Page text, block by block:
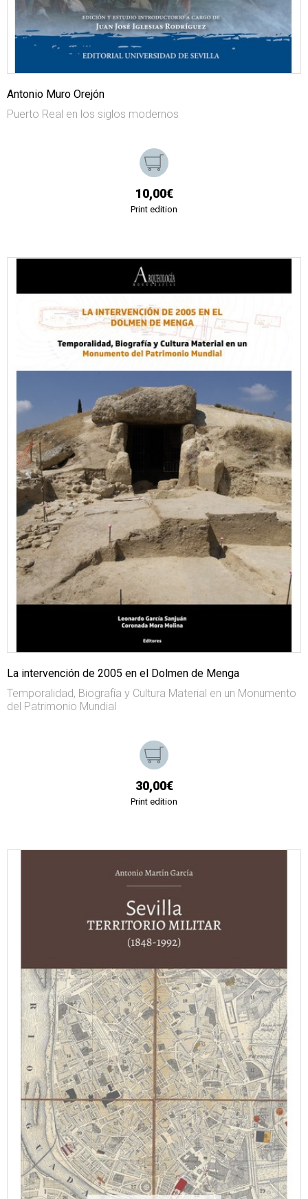
Antonio Muro Orejón
Puerto Real en los siglos modernos
10,00€
Print edition
La intervención de 2005 en el Dolmen de Menga
Temporalidad, Biografía y Cultura Material en un Monumento
del Patrimonio Mundial
30,00€
Print edition